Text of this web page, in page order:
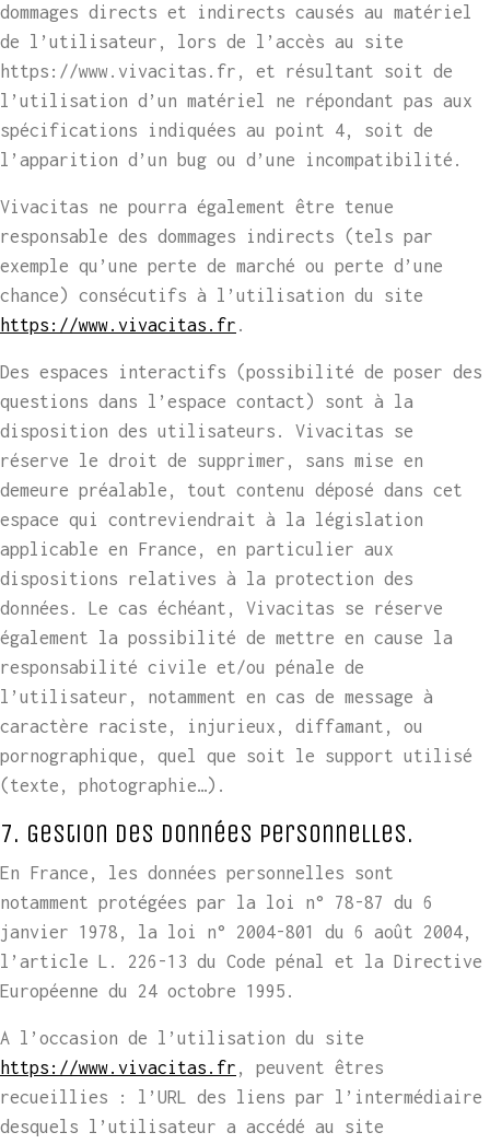
dommages directs et indirects causés au matériel
de l’utilisateur, lors de l’accès au site
https://www.vivacitas.fr, et résultant soit de
l’utilisation d’un matériel ne répondant pas aux
spécifications indiquées au point 4, soit de
l’apparition d’un bug ou d’une incompatibilité.
Vivacitas ne pourra également être tenue
responsable des dommages indirects (tels par
exemple qu’une perte de marché ou perte d’une
chance) consécutifs à l’utilisation du site
https://www.vivacitas.fr
Des espaces interactifs (possibilité de poser des
questions dans l’espace contact) sont à la
disposition des utilisateurs. Vivacitas se
réserve le droit de supprimer, sans mise en
demeure préalable, tout contenu déposé dans cet
espace qui contreviendrait à la législation
applicable en France, en particulier aux
dispositions relatives à la protection des
données. Le cas échéant, Vivacitas se réserve
également la possibilité de mettre en cause la
responsabilité civile et/ou pénale de
l’utilisateur, notamment en cas de message à
caractère raciste, injurieux, diffamant, ou
pornographique, quel que soit le support utilisé
(texte, photographie…).
7. Gestion des données personnelles.
En France, les données personnelles sont
notamment protégées par la loi n° 78-87 du 6
janvier 1978, la loi n° 2004-801 du 6 août 2004,
l’article L. 226-13 du Code pénal et la Directive
Européenne du 24 octobre 1995.
A l’occasion de l’utilisation du site
https://www.vivacitas.fr , peuvent êtres
recueillies : l’URL des liens par l’intermédiaire
desquels l’utilisateur a accédé au site